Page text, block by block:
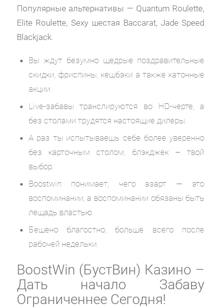
Популярные альтернативы — Quantum Roulette,
Elite Roulette, Sexy шестая Baccarat, Jade Speed
Blackjack.
Вы ждут безумно щедрые поздравительные
скидки, фриспины, кешбэки а также катонные
акции.
Live-забавы транслируются во HD-черте, а
без столами трудятся настоящие дилеры.
А раз ты испытываешь себе более уверенно
без карточным столом, блэкджек – твой
выбор.
Boostwin понимает, чего азарт — это
воспоминании, а воспоминании обязаны быть
лещадь властью.
Бешено благостно, больше всего после
рабочей недельки.
BoostWin (БустВин) Казино –
Дать начало Забаву
Ограниченнее Сегодня!